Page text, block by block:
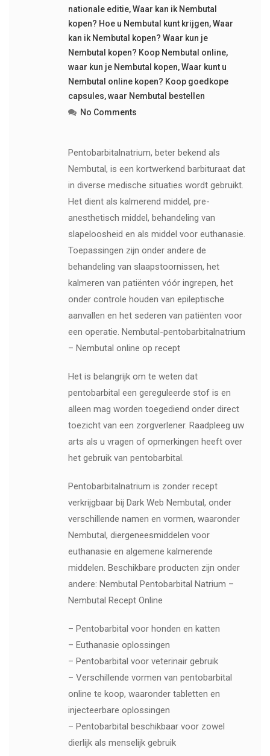
nationale editie,Waar kan ik Nembutal
kopen? Hoe u Nembutal kunt krijgen,Waar
kan ik Nembutal kopen? Waar kun je
Nembutal kopen? Koop Nembutal online,
waar kun je Nembutal kopen,Waar kunt u
Nembutal online kopen? Koop goedkope
capsules,waar Nembutal bestellen
No Comments
Pentobarbitalnatrium, beter bekend als
Nembutal, is een kortwerkend barbituraat dat
in diverse medische situaties wordt gebruikt.
Het dient als kalmerend middel, pre-
anesthetisch middel, behandeling van
slapeloosheid en als middel voor euthanasie.
Toepassingen zijn onder andere de
behandeling van slaapstoornissen, het
kalmeren van patiënten vóór ingrepen, het
onder controle houden van epileptische
aanvallen en het sederen van patiënten voor
een operatie. Nembutal-pentobarbitalnatrium
– Nembutal online op recept
Het is belangrijk om te weten dat
pentobarbital een gereguleerde stof is en
alleen mag worden toegediend onder direct
toezicht van een zorgverlener. Raadpleeg uw
arts als u vragen of opmerkingen heeft over
het gebruik van pentobarbital.
Pentobarbitalnatrium is zonder recept
verkrijgbaar bij Dark Web Nembutal, onder
verschillende namen en vormen, waaronder
Nembutal, diergeneesmiddelen voor
euthanasie en algemene kalmerende
middelen. Beschikbare producten zijn onder
andere: Nembutal Pentobarbital Natrium –
Nembutal Recept Online
– Pentobarbital voor honden en katten
– Euthanasie oplossingen
– Pentobarbital voor veterinair gebruik
– Verschillende vormen van pentobarbital
online te koop, waaronder tabletten en
injecteerbare oplossingen
– Pentobarbital beschikbaar voor zowel
dierlijk als menselijk gebruik